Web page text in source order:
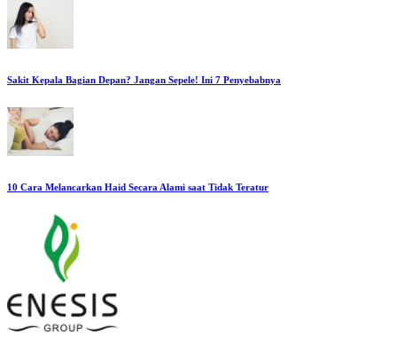
Sakit Kepala Bagian Depan? Jangan Sepele! Ini 7 Penyebabnya
10 Cara Melancarkan Haid Secara Alami saat Tidak Teratur